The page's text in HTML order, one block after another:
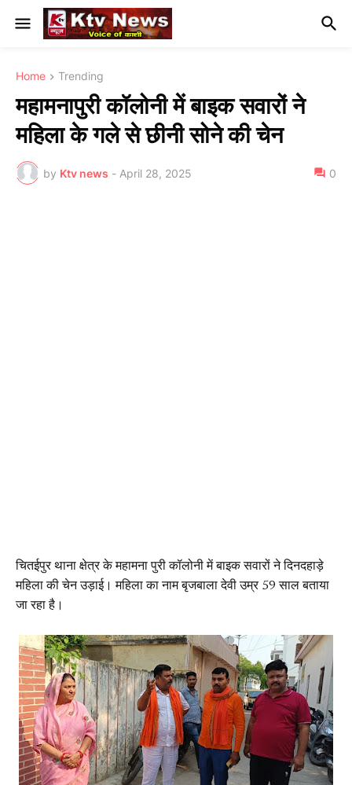
Home Trending
महामनापुरी कॉलोनी में बाइक सवारों ने
महिला के गले से छीनी सोने की चेन
by Ktv news - April 28, 2025 0
चितईपुर थाना क्षेत्र के महामना पुरी कॉलोनी में बाइक सवारों ने दिनदहाड़े
महिला की चेन उड़ाई। महिला का नाम बृजबाला देवी उम्र 59 साल बताया
जा रहा है।